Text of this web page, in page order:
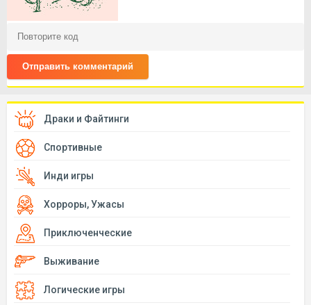
Отправить комментарий
Драки и Файтинги
Спортивные
Инди игры
Хорроры, Ужасы
Приключенческие
Выживание
Логические игры